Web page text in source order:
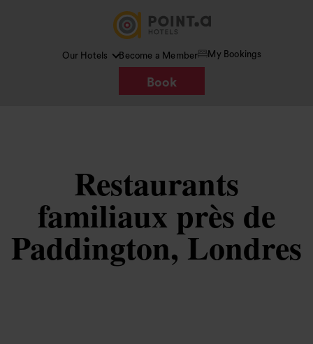
Our Hotels Become a Member My Bookings
Book
Restaurants
familiaux près de
Paddington, Londres